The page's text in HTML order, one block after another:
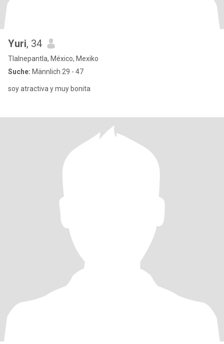
Yuri, 34
Tlalnepantla, México, Mexiko
Suche: Männlich 29 - 47
soy atractiva y muy bonita